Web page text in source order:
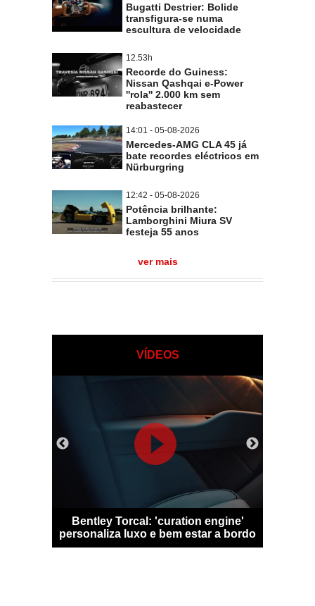
Bugatti Destrier: Bolide
transfigura-se numa
escultura de velocidade
12.53h
Recorde do Guiness:
Nissan Qashqai e-Power
''rola'' 2.000 km sem
reabastecer
14:01 - 05-08-2026
Mercedes-AMG CLA 45 já
bate recordes eléctricos em
Nürburgring
12:42 - 05-08-2026
Potência brilhante:
Lamborghini Miura SV
festeja 55 anos
ver mais
VÍDEOS
Bentley Torcal: 'curation engine'
personaliza luxo e bem estar a bordo